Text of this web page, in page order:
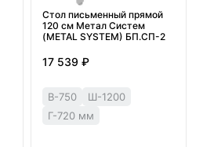
Стол письменный прямой
120 см Метал Систем
(METAL SYSTEM) БП.СП-2
17 539 ₽
В-750
Ш-1200
Г-720 мм